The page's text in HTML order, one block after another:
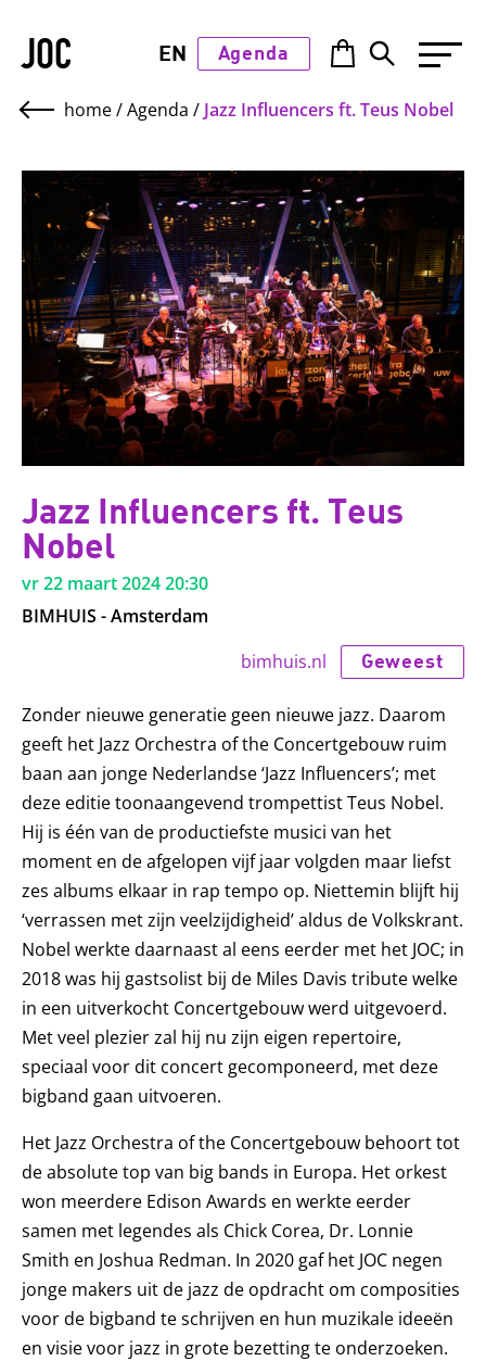
JOC EN Agenda
home/Agenda / Jazz Influencers ft. Teus Nobel
Jazz Influencers ft. Teus
Nobel
vr 22 maart 202420:30
BIMHUIS - Amsterdam
bimhuis.nl
Geweest
Zonder nieuwe generatie geen nieuwe jazz. Daarom
geeft het Jazz Orchestra of the Concertgebouw ruim
baan aan jonge Nederlandse ‘Jazz Influencers’; met
deze editie toonaangevend trompettist Teus Nobel.
Hij is één van de productiefste musici van het
moment en de afgelopen vijf jaar volgden maar liefst
zes albums elkaar in rap tempo op. Niettemin blijft hij
‘verrassen met zijn veelzijdigheid’ aldus de Volkskrant.
Nobel werkte daarnaast al eens eerder met het JOC; in
2018 was hij gastsolist bij de Miles Davis tribute welke
in een uitverkocht Concertgebouw werd uitgevoerd.
Met veel plezier zal hij nu zijn eigen repertoire,
speciaal voor dit concert gecomponeerd, met deze
bigband gaan uitvoeren.
Het Jazz Orchestra of the Concertgebouw behoort tot
de absolute top van big bands in Europa. Het orkest
won meerdere Edison Awards en werkte eerder
samen met legendes als Chick Corea, Dr. Lonnie
Smith en Joshua Redman. In 2020 gaf het JOC negen
jonge makers uit de jazz de opdracht om composities
voor de bigband te schrijven en hun muzikale ideeën
en visie voor jazz in grote bezetting te onderzoeken.